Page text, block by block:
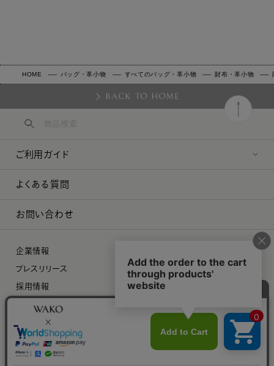
HOME バッグ・革小物 すべてのバッグ・革小物 財布・革小物
BACK TO HOME
ご利用ガイド
よくある質問
お問い合わせ
企業情報
プレスリリース
採用情報
特定商取引に関する法律に基づく表示
プライバシーポリシー